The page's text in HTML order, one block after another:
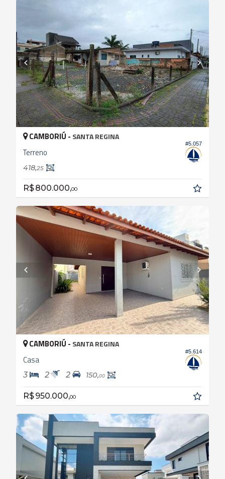
#5.057
CAMBORIÚ - SANTA REGINA
Terreno
418,25
R$ 800.000,00
#5.614
CAMBORIÚ - SANTA REGINA
Casa
3 2 2 150,00
R$ 950.000,00